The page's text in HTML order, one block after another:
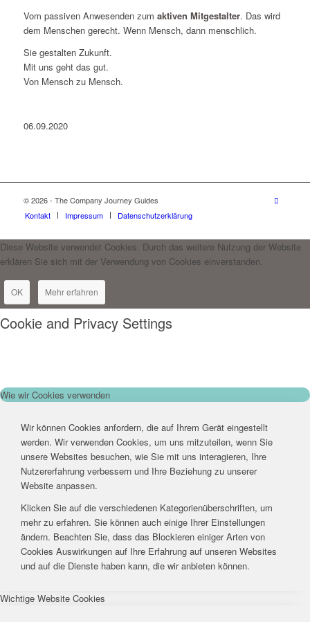
Vom passiven Anwesenden zum aktiven Mitgestalter. Das wird
dem Menschen gerecht. Wenn Mensch, dann menschlich.
Sie gestalten Zukunft.
Mit uns geht das gut.
Von Mensch zu Mensch.
06.09.2020
© 2026 - The Company Journey Guides
Kontakt
Impressum Datenschutzerklärung
Diese Website verwendet Cookies. Durch das weitere Nutzung der Website
erklären Sie sich mit der Verwendung von Cookies einverstanden.
OK Mehr erfahren
Cookie and Privacy Settings
Wie wir Cookies verwenden
Wir können Cookies anfordern, die auf Ihrem Gerät eingestellt
werden. Wir verwenden Cookies, um uns mitzuteilen, wenn Sie
unsere Websites besuchen, wie Sie mit uns interagieren, Ihre
Nutzererfahrung verbessern und Ihre Beziehung zu unserer
Website anpassen.
Klicken Sie auf die verschiedenen Kategorienüberschriften, um
mehr zu erfahren. Sie können auch einige Ihrer Einstellungen
ändern. Beachten Sie, dass das Blockieren einiger Arten von
Cookies Auswirkungen auf Ihre Erfahrung auf unseren Websites
und auf die Dienste haben kann, die wir anbieten können.
Wichtige Website Cookies